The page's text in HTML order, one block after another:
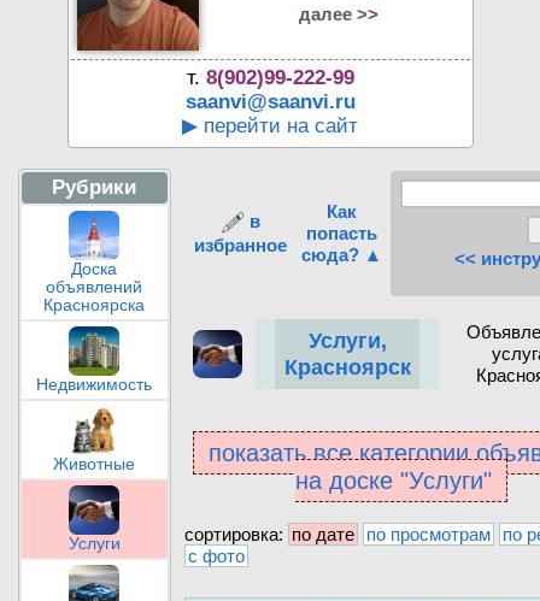
далее >>
т. 8(902)99-222-99
saanvi@saanvi.ru
▶ перейти на сайт
Рубрики
Доска
объявлений
Красноярска
Недвижимость
Животные
Услуги
в
избранное
Как
попасть
сюда? ▲
<<
Услуги,
Красноярск
показать все категории
на доске "Услуги"
сортировка: по дате по просмотрам
по
с фото